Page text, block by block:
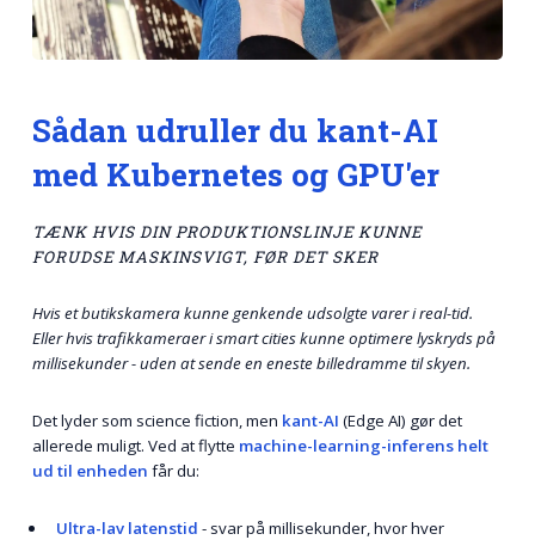
Sådan udruller du kant-AI
med Kubernetes og GPU'er
TÆNK HVIS DIN PRODUKTIONSLINJE KUNNE
FORUDSE MASKINSVIGT, FØR DET SKER
Hvis et butikskamera kunne genkende udsolgte varer i real-tid.
Eller hvis trafikkameraer i smart cities kunne optimere lyskryds på
millisekunder - uden at sende en eneste billedramme til skyen.
Det lyder som science fiction, men kant-AI (Edge AI) gør det
allerede muligt. Ved at flytte machine-learning-inferens helt
ud til enheden får du:
Ultra-lav latenstid - svar på millisekunder, hvor hver